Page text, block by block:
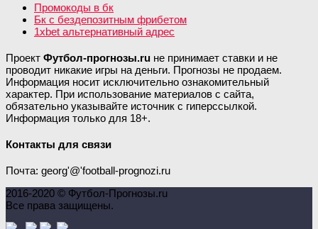
Промокоды в бк
Бк с бездепозитным фрибетом
1xbet альтернативный адрес
Проект Футбол-прогнозы.ru не принимает ставки и не
проводит никакие игры на деньги. Прогнозы не продаем.
Информация носит исключительно ознакомительный
характер. При использование материалов с сайта,
обязательно указывайте источник с гиперссылкой.
Информация только для 18+.
Контакты для связи
Почта: georg'@'football-prognozi.ru
2016-2020 © Футбол-Прогнозы.ru
Все права защищены.